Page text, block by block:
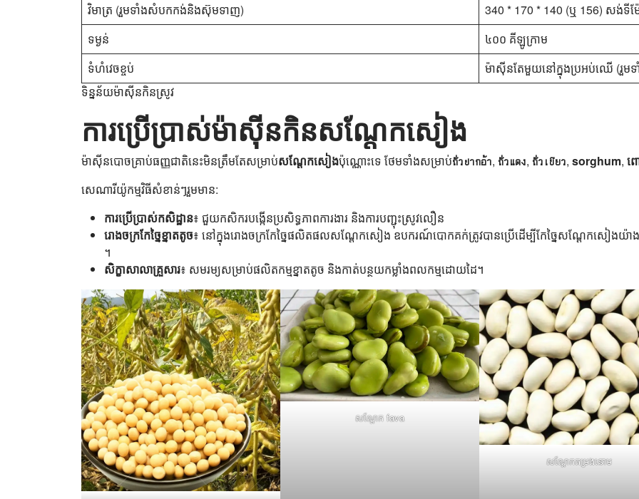
វិមាត្រ (រួមទាំងសំបកកង់និងស៊ុមទាញ)
340 * 170 * 140 (ឬ 156) សង់ទីម៉
ទម្ងន់
៤០០ គីឡូក្រាម
ទំហំវេចខ្ចប់
ម៉ាស៊ីនតែមួយនៅក្នុងប្រអប់ឈើ (រួម
ទិន្នន័យម៉ាស៊ីនកិនស្រូវ
ការប្រើប្រាស់ម៉ាស៊ីនកិនសណ្តែកសៀង
ម៉ាស៊ីន​បោច​គ្រាប់​ធញ្ញជាតិ​នេះ​មិនត្រឹមតែ​សម្រាប់​សណ្តែកសៀង​​ប៉ុណ្ណោះ​ទេ​ ថែមទាំង​សម្រាប់​ถั่วปากอ้า​​, ถั่วแดง​​, ถั่วเขียว​​, sorghum​​, ព
សេណារីយ៉ូកម្មវិធីសំខាន់ៗរួមមាន:
ការប្រើប្រាស់កសិដ្ឋាន៖ ជួយកសិករបង្កើនប្រសិទ្ធភាពការងារ និងការបញ្ជុះស្រូវលឿន
រោងចក្រកែច្នៃខ្នាតតូច៖ នៅក្នុងរោងចក្រកែច្នៃផលិតផលសណ្តែកសៀង ឧបករណ៍បោកគក់ត្រូវបានប្រើដើម្បីកែច្នៃសណ្តែកសៀងយ៉
។
សិក្ខាសាលាគ្រួសារ៖ សមរម្យសម្រាប់ផលិតកម្មខ្នាតតូច និងកាត់បន្ថយកម្លាំងពលកម្មដោយដៃ។
សណ្តែក fava
សណ្តែកតម្រងនោម